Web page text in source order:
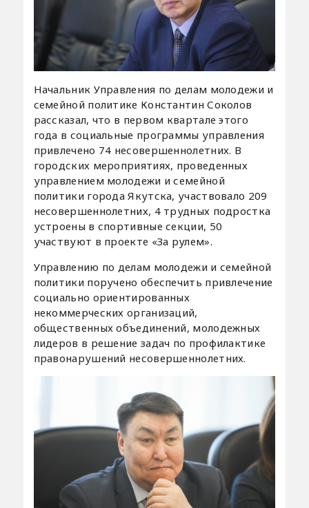
Начальник Управления по делам молодежи и
семейной политике Константин Соколов
рассказал, что в первом квартале этого
года в социальные программы управления
привлечено 74 несовершеннолетних. В
городских мероприятиях, проведенных
управлением молодежи и семейной
политики города Якутска, участвовало 209
несовершеннолетних, 4 трудных подростка
устроены в спортивные секции, 50
участвуют в проекте «За рулем».
Управлению по делам молодежи и семейной
политики поручено обеспечить привлечение
социально ориентированных
некоммерческих организаций,
общественных объединений, молодежных
лидеров в решение задач по профилактике
правонарушений несовершеннолетних.